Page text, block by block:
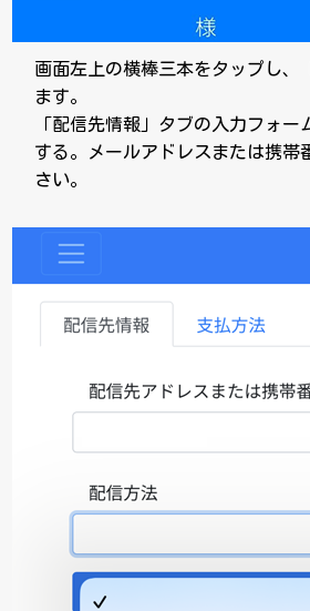
画面左上の横棒三本をタップし、
ます。
「配信先情報」タブの入力フォー
する。メールアドレスまたは携帯
さい。